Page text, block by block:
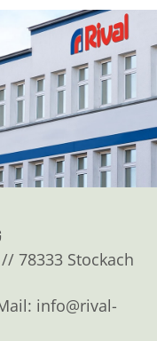
78333 Stockach
info@rival-